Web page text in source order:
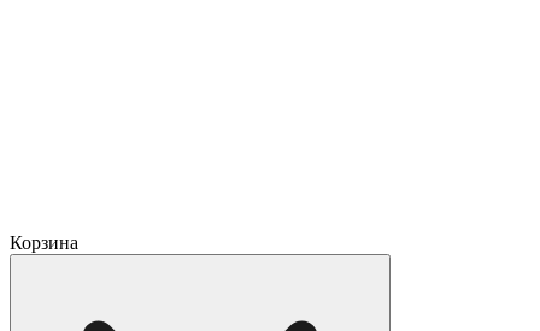
Корзина